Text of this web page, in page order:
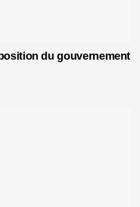
du gouvernement